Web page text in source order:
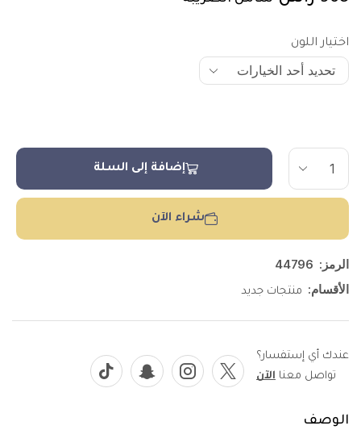
اختيار اللون
إضافة إلى السلة
شراء الآن
الرمز: 44796
الأقسام: منتجات جديد
عندك أي إستفسار؟
تواصل معنا الآن
الوصف